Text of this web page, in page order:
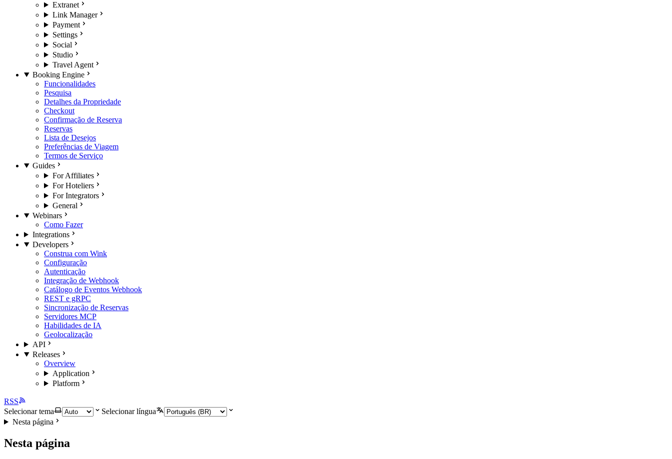
Extranet
Link Manager
Payment
Settings
Social
Studio
Travel Agent
Booking Engine
Funcionalidades
Pesquisa
Detalhes da Propriedade
Checkout
Confirmação de Reserva
Reservas
Lista de Desejos
Preferências de Viagem
Termos de Serviço
Guides
For Affiliates
For Hoteliers
For Integrators
General
Webinars
Como Fazer
Integrations
Developers
Construa com Wink
Configuração
Autenticação
Integração de Webhook
Catálogo de Eventos Webhook
REST e gRPC
Sincronização de Reservas
Servidores MCP
Habilidades de IA
Geolocalização
API
Releases
Overview
Application
Platform
RSS
Selecionar tema
Selecionar língua
Nesta página
Nesta página